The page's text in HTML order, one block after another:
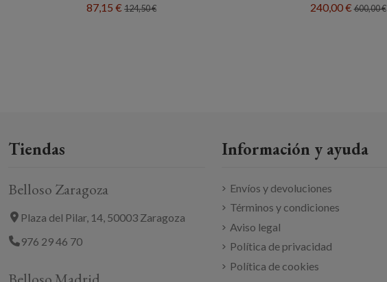
87,15 € 124,50 €
240,00 €600,00 €
Tiendas
Belloso Zaragoza
Plaza del Pilar, 14, 50003 Zaragoza
976 29 46 70
Información y ayuda
Envíos y devoluciones
Términos y condiciones
Aviso legal
Política de privacidad
Política de cookies